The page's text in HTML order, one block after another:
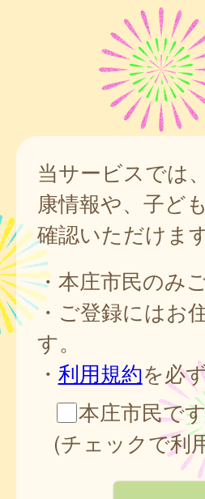
当サービスでは
康情報や、子ど
確認いただけます
・本庄市民のみ
・ご登録にはお
す。
・ 利用規約を必
本庄市民で
(チェックで利